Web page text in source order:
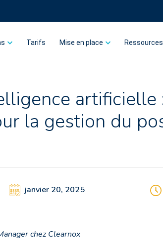
Tarifs Mise en place Ressources
artificielle
la gestion du
janvier 20, 2025
chez Clearnox